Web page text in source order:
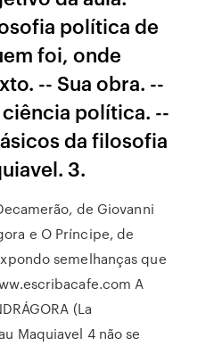
política de
foi, onde
-- Sua obra. --
política. --
da filosofia
3.
de Giovanni
e O Príncipe, de
semelhanças que
A
(La
Maquiavel 4 não se